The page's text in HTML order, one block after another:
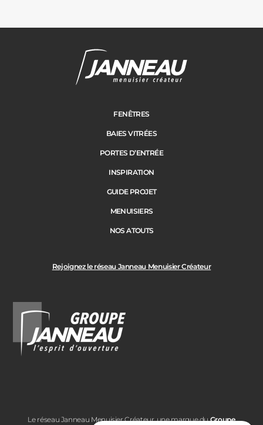
Rejoignez le réseau Janneau Menuisier Créateur
Le réseau Janneau Menuisier Créateur, une marque duGroupe
FENÊTRES
BAIES VITRÉES
PORTES D’ENTRÉE
INSPIRATION
GUIDE PROJET
MENUISIERS
NOS ATOUTS